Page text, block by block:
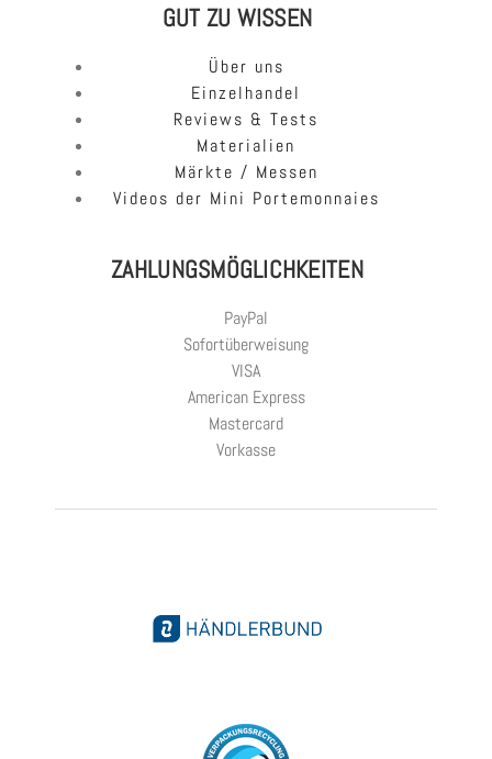
GUT ZU WISSEN
Über uns
Einzelhandel
Reviews & Tests
Materialien
Märkte / Messen
Videos der Mini Portemonnaies
ZAHLUNGSMÖGLICHKEITEN
PayPal
Sofortüberweisung
VISA
American Express
Mastercard
Vorkasse